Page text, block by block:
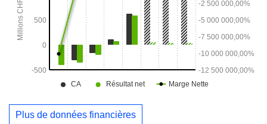
Plus de données financières